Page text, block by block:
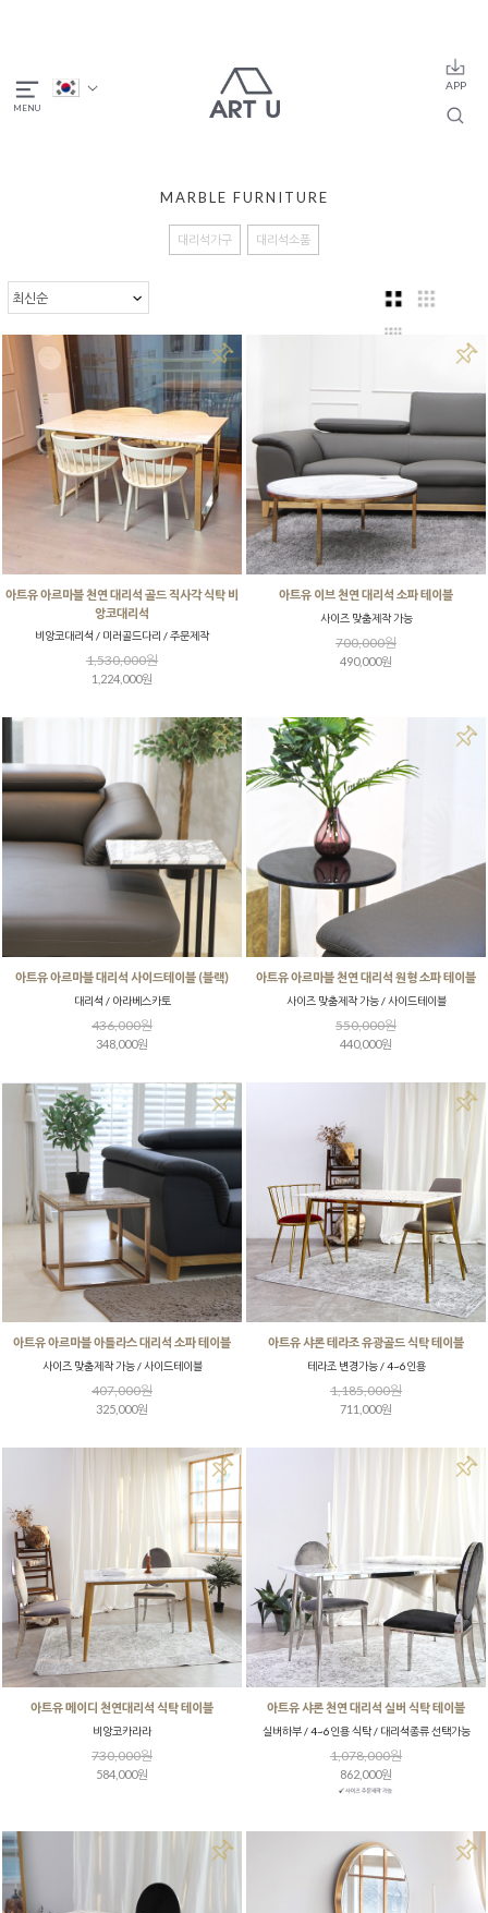
MARBLE FURNITURE
대리석가구 대리석소품
아트유 아르마블 천연 대리석 골드 직사각 식탁 비
앙코대리석
비앙코대리석 / 미러골드다리 / 주문제작
1,530,000원
1,224,000원
아트유 이브 천연 대리석 소파 테이블
사이즈 맞춤제작 가능
700,000원
490,000원
아트유 아르마블 대리석 사이드테이블 (블랙)
대리석 / 아라베스카토
436,000원
348,000원
아트유 아르마블 천연 대리석 원형 소파 테이블
사이즈 맞춤제작 가능 / 사이드테이블
550,000원
440,000원
아트유 아르마블 아틀라스 대리석 소파 테이블
사이즈 맞춤제작 가능 / 사이드테이블
407,000원
325,000원
아트유 샤론 테라조 유광골드 식탁 테이블
테라조 변경가능 / 4~6인용
1,185,000원
711,000원
아트유 메이디 천연대리석 식탁 테이블
비앙코카라라
730,000원
584,000원
아트유 샤론 천연 대리석 실버 식탁 테이블
실버하부 / 4~6인용 식탁 / 대리석종류 선택가능
1,078,000원
862,000원